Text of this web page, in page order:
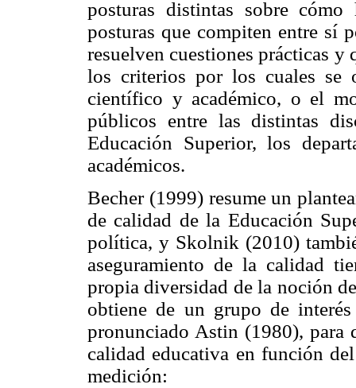
posturas distintas sobre
posturas que compiten entre sí
resuelven cuestiones prácticas y
los criterios por los cuales se
científico y académico, o el
públicos entre las distintas
Educación Superior, los
académicos.
Becher (1999) resume un
de calidad de la Educación
política, y Skolnik (2010)
aseguramiento de la calidad
propia diversidad de la noción
obtiene de un grupo de
pronunciado Astin (1980), para
calidad educativa en función
medición: